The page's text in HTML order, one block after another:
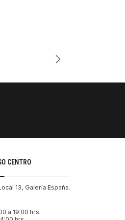
CENTRO
13, Galería España.
a 19:00 hrs.